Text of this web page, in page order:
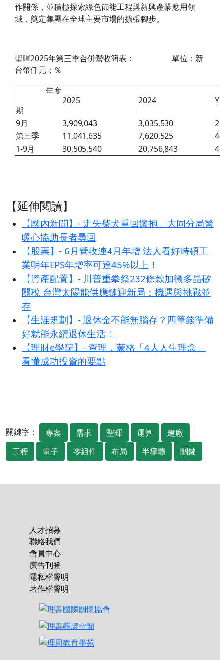
作關係，並積極探索綠色節能工程與新興產業應用領
域，奠定集團在全球主要市場的擴張腳步。
聖暉2025年第三季合併營收簡表： 單位：新
台幣仟元；％
年度
期
2025 2024
9月 3,909,043 3,035,530
第三季
11,041,635 7,620,525
1-9月
30,505,540 20,756,843
【延伸閱讀】
【國內新聞】- 走失柴犬重回懷抱 大同分局警
暖心協助長者尋回
【股票】- 6月營收連4月年增 法人看好時碩工
業明年EPS年增率可達45%以上！
【資產配置】- 川普重拳祭232條款加徵多晶矽
關稅 台灣太陽能供應鏈迎新局：機遇與挑戰並
存
【生涯規劃】- 退休金不能無腦存？四筆錢準備
好就能永續退休生活！
【理財e學院】- 查理．蒙格「4大人生理念」
看懂成功投資的要點
關鍵字： 專案 需求 聖暉 運算
建廠
工程
電子 零組件 布局 半導體 關鍵
人才招募
聯絡我們
會員中心
廣告刊登
隱私權聲明
著作權聲明